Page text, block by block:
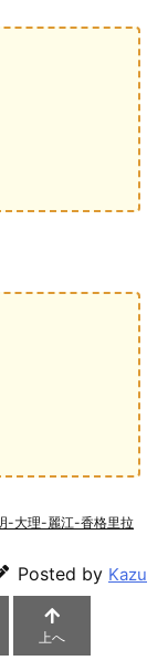
-大理-麗江-香格里拉
Posted by Kazu
上へ